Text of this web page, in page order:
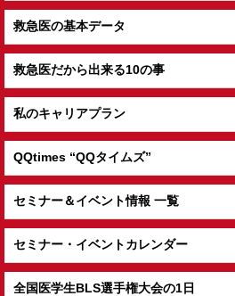
救急医の基本データ
救急医だから出来る10の事
私のキャリアプラン
QQtimes “QQタイムズ”
セミナー＆イベント情報 一覧
セミナー・イベントカレンダー
全国医学生BLS選手権大会の1日